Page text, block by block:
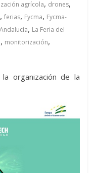
agrícola, drones,
,ferias, Fycma, Fycma-
, La Feria del
, monitorización,
organización de la